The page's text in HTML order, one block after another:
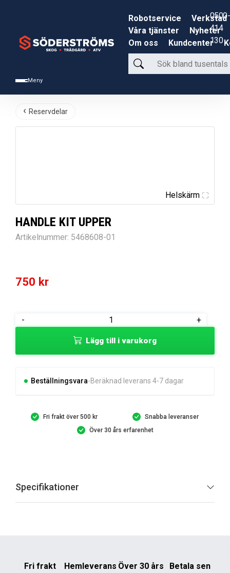
Meny
Robotservice
Verkstad
Våra tjänster
Nyheter
Om oss
Kundcenter
Sök
bland
produkter
0500-
414
130
Reservdelar
Helskärm
HANDLE KIT UPPER
Artikelnummer: 5468608-01
750 kr
-
HANDLE
mängd
+
Lägg till i varukorg
Beställningsvara Beräknad leverans 4-7 dagar
Fri frakt över 500 kr
Snabba leveranser
Över 30 års erfarenhet
Specifikationer
Fri frakt Hemleverans Över 30 års
Betala sen